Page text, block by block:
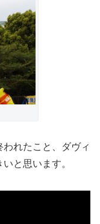
れたこと、ダヴィ
と思います。